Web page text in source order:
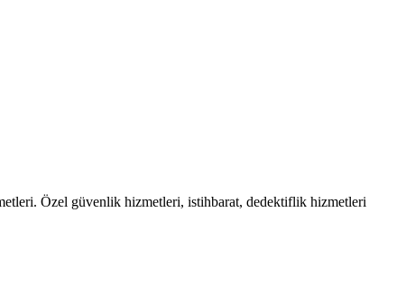
Özel güvenlik hizmetleri, istihbarat, dedektiflik hizmetleri